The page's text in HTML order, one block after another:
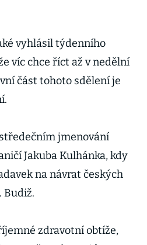
vyhlásil týdenního
víc chce říct až v nedělní
část tohoto sdělení je
jmenování
Jakuba Kulhánka, kdy
na návrat českých
Budiž.
zdravotní obtíže,